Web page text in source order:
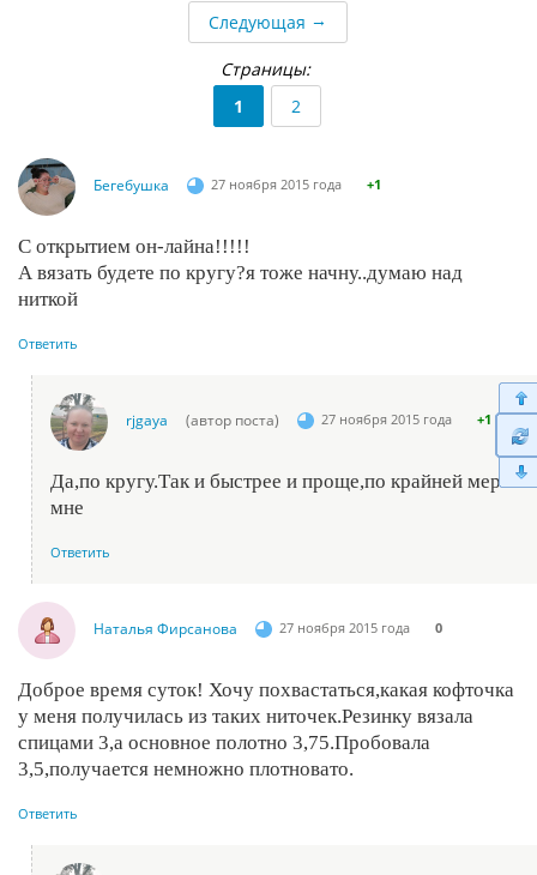
Следующая →
Страницы:
1
2
Бегебушка 27 ноября 2015 года +1
С открытием он-лайна!!!!!
А вязать будете по кругу?я тоже начну..думаю над
ниткой
Ответить
rjgaya (автор поста) 27 ноября 2015 года +1
Да,по кругу.Так и быстрее и проще,по крайней мере
мне
Ответить
Наталья Фирсанова 27 ноября 2015 года 0
Доброе время суток! Хочу похвастаться,какая кофточка
у меня получилась из таких ниточек.Резинку вязала
спицами 3,а основное полотно 3,75.Пробовала
3,5,получается немножно плотновато.
Ответить